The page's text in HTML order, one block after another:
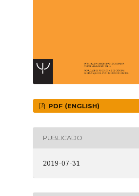
PDF (ENGLISH)
PUBLICADO
2019-07-31